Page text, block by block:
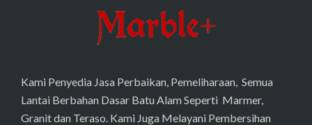
Kami Penyedia Jasa Perbaikan, Pemeliharaan, Semua
Lantai Berbahan Dasar Batu Alam Seperti Marmer,
Granit dan Teraso. Kami Juga Melayani Pembersihan